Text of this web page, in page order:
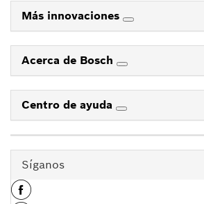
Más innovaciones
Acerca de Bosch
Centro de ayuda
Síganos